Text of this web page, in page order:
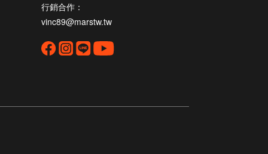
行銷合作：
vinc89@marstw.tw